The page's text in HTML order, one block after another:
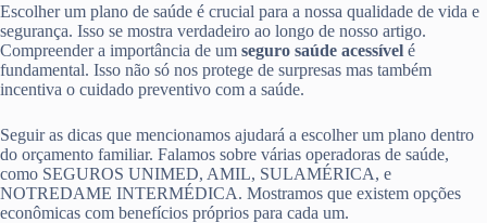
Escolher um plano de saúde é crucial para a nossa qualidade de vida e
segurança. Isso se mostra verdadeiro ao longo de nosso artigo.
Compreender a importância de um seguro saúde acessível é
fundamental. Isso não só nos protege de surpresas mas também
incentiva o cuidado preventivo com a saúde.
Seguir as dicas que mencionamos ajudará a escolher um plano dentro
do orçamento familiar. Falamos sobre várias operadoras de saúde,
como SEGUROS UNIMED, AMIL, SULAMÉRICA, e
NOTREDAME INTERMÉDICA. Mostramos que existem opções
econômicas com benefícios próprios para cada um.